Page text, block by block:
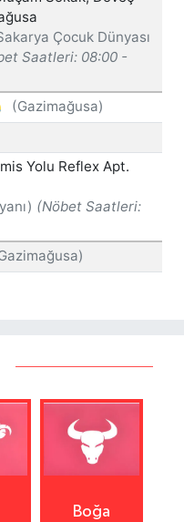
Boğa